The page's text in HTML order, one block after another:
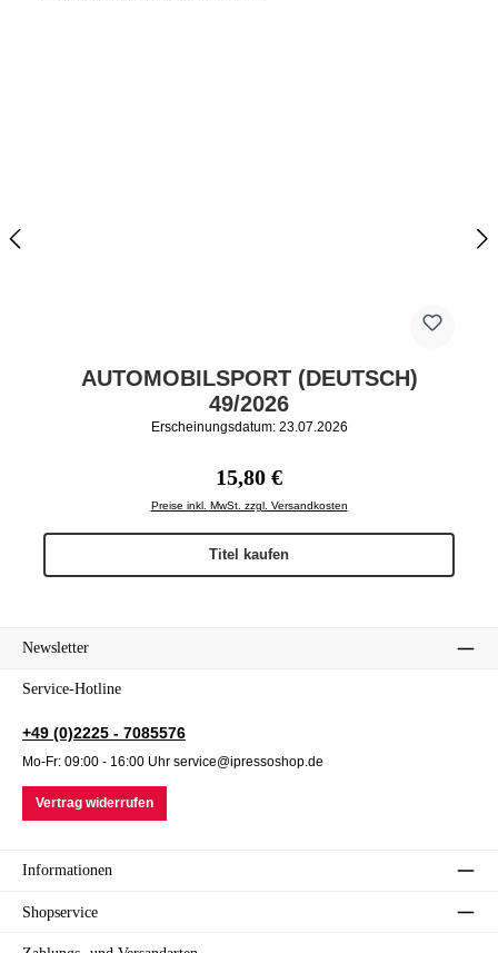
AUTOMOBILSPORT (DEUTSCH)
49/2026
Erscheinungsdatum: 23.07.2026
Regulärer Preis:
15,80 €
Preise inkl. MwSt. zzgl. Versandkosten
Titel kaufen
Newsletter
Service-Hotline
+49 (0)2225 - 7085576
Mo-Fr: 09:00 - 16:00 Uhr service@ipressoshop.de
Vertrag widerrufen
Informationen
Shopservice